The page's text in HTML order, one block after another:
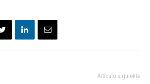
Artículo siguiente